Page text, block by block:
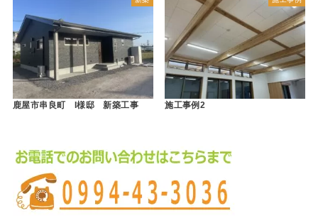
鹿屋市串良町 I様邸 新築工事 施工事例2